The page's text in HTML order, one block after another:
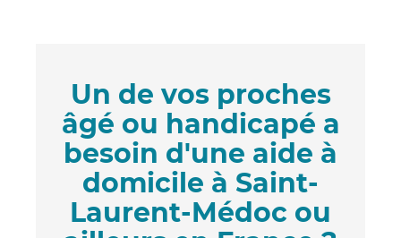
Un de vos proches
âgé ou handicapé a
besoin d'une aide à
domicile à Saint-
Laurent-Médoc ou